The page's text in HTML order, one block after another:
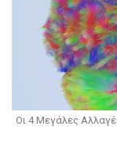
Οι 4 Μεγάλες